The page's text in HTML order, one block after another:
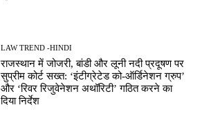
LAW TREND -HINDI
राजस्थान में जोजरी, बांडी और लूनी नदी प्रदूषण पर
सुप्रीम कोर्ट सख्त: ‘इंटीग्रेटेड को-ऑर्डिनेशन ग्रुप’
और ‘रिवर रिजुवेनेशन अथॉरिटी’ गठित करने का
दिया निर्देश